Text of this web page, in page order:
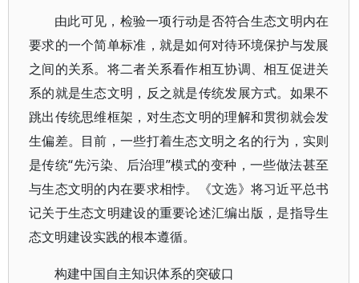
由此可见，检验一项行动是否符合生态文明内在
要求的一个简单标准，就是如何对待环境保护与发展
之间的关系。将二者关系看作相互协调、相互促进关
系的就是生态文明，反之就是传统发展方式。如果不
跳出传统思维框架，对生态文明的理解和贯彻就会发
生偏差。目前，一些打着生态文明之名的行为，实则
是传统“先污染、后治理”模式的变种，一些做法甚至
与生态文明的内在要求相悖。《文选》将习近平总书
记关于生态文明建设的重要论述汇编出版，是指导生
态文明建设实践的根本遵循。
构建中国自主知识体系的突破口